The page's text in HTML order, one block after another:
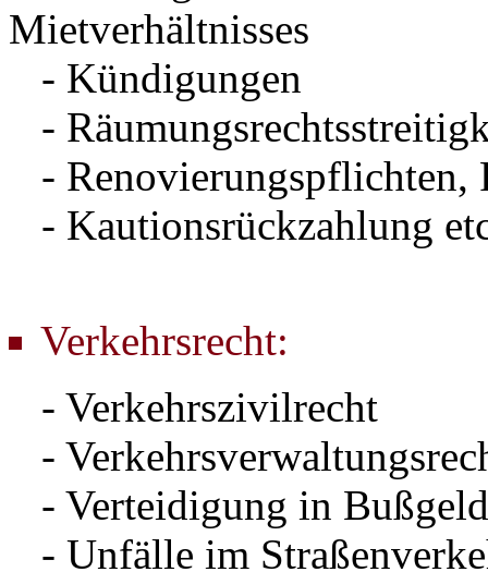
Mietverhältnisses
- Kündigungen
-
- Renovierungspflichten,
- Kautionsrückzahlung
Verkehrsrecht:
- Verkehrszivilrecht
-
- Verteidigung in
- Unfälle im